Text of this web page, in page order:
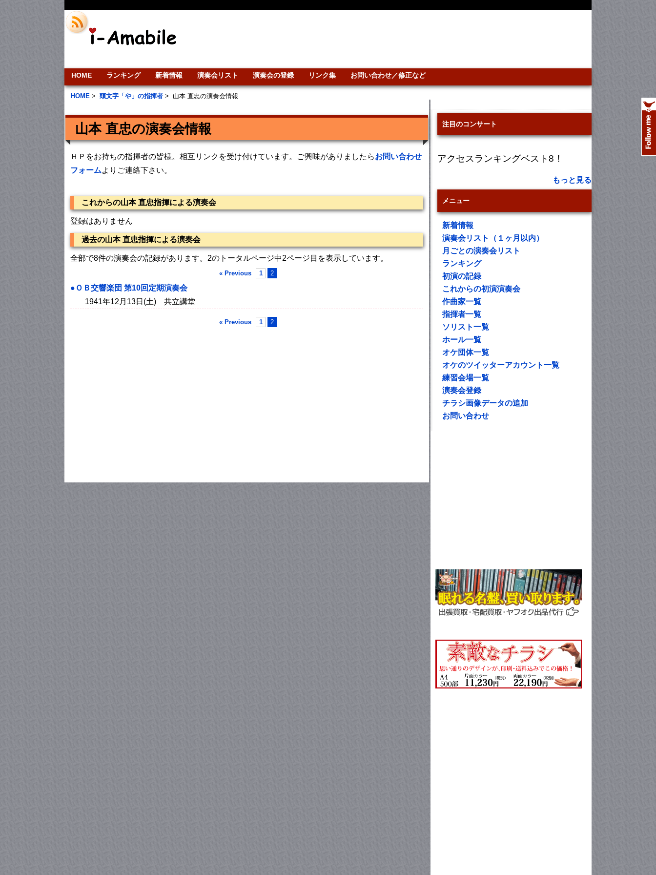
HOME ランキング 新着情報 演奏会リスト 演奏会の登録 リンク集 お問い合わせ／修正など
HOME > 頭文字「や」の指揮者 > 山本 直忠の演奏会情報
山本 直忠の演奏会情報
ＨＰをお持ちの指揮者の皆様。相互リンクを受け付けています。ご興味がありましたらお問い合わせ
フォームよりご連絡下さい。
これからの山本 直忠指揮による演奏会
登録はありません
過去の山本 直忠指揮による演奏会
全部で8件の演奏会の記録があります。2のトータルページ中2ページ目を表示しています。
« Previous 1 2
●ＯＢ交響楽団 第10回定期演奏会
1941年12月13日(土) 共立講堂
« Previous 1 2
注目のコンサート
アクセスランキングベスト8！
もっと見る
メニュー
新着情報
演奏会リスト（１ヶ月以内）
月ごとの演奏会リスト
ランキング
初演の記録
これからの初演演奏会
作曲家一覧
指揮者一覧
ソリスト一覧
ホール一覧
オケ団体一覧
オケのツイッターアカウント一覧
練習会場一覧
演奏会登録
チラシ画像データの追加
お問い合わせ